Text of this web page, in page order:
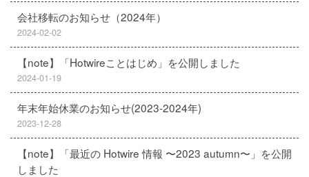
会社移転のお知らせ（2024年）
2024-02-02
【note】「Hotwireことはじめ」を公開しました
2024-01-19
年末年始休業のお知らせ(2023-2024年)
2023-12-28
【note】「最近の Hotwire 情報 〜2023 autumn〜」を公開
しました